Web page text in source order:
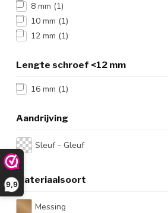
9,9
8 mm (1)
10 mm (1)
12 mm (1)
Lengte schroef <12 mm
16 mm (1)
Aandrijving
Sleuf - Gleuf
Materiaalsoort
Messing